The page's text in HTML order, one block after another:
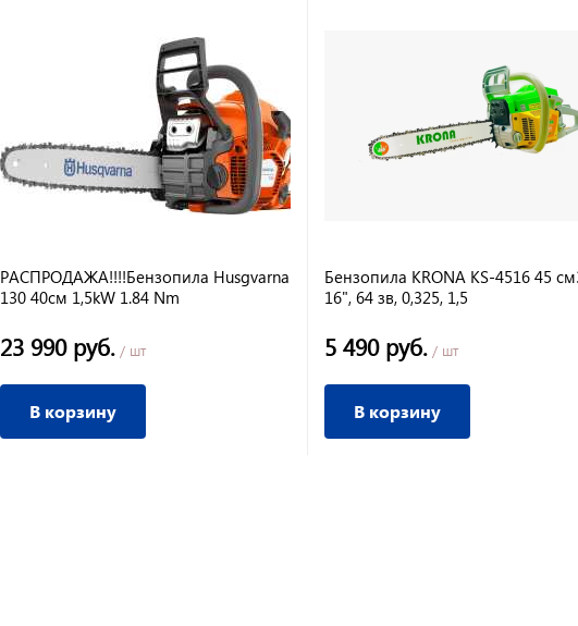
РАСПРОДАЖА!!!!Бензопила Husgvarna
130 40см 1,5kW 1.84 Nm
23 990 руб. / шт
В корзину
Бензопила KRONA KS-4516 45
16", 64 зв, 0,325, 1,5
5 490 руб. / шт
В корзину